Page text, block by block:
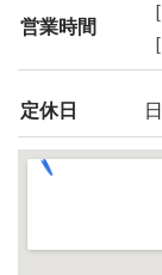
営業時間
定休日